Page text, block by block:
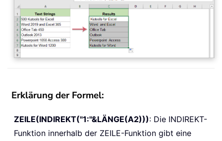
Erklärung der Formel:
ZEILE(INDIREKT("1:"&LÄNGE(A2))): Die INDIREKT-
Funktion innerhalb der ZEILE-Funktion gibt eine